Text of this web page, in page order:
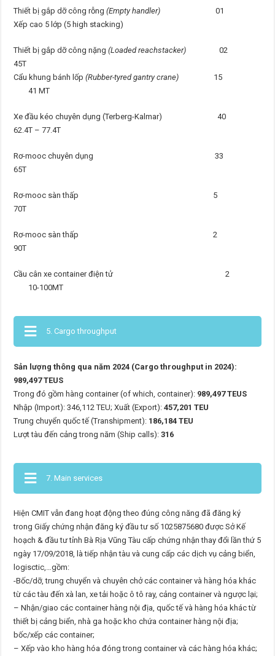
Thiết bị gắp dỡ công rỗng(Empty handler) 01
Xếp cao 5 lớp (5 high stacking)
Thiết bị gắp dỡ công nặng(Loaded reachstacker) 02
45T
Cẩu khung bánh lốp(Rubber-tyred gantry crane) 15
41 MT
Xe đầu kéo chuyên dụng (Terberg-Kalmar) 40
62.4T – 77.4T
Rơ-mooc chuyên dụng 33
65T
Rơ-mooc sàn thấp 5
70T
Rơ-mooc sàn thấp 2
90T
Cầu cân xe container điện tử 2
10-100MT
5. Cargo throughput
Sản lượng thông qua năm 2024 (Cargo throughput in 2024):
989,497 TEUS
Trong đó gồm hàng container (of which, container): 989,497 TEUS
Nhập (Import): 346,112 TEU; Xuất (Export): 457,201 TEU
Trung chuyển quốc tế (Transhipment): 186,184 TEU
Lượt tàu đến cảng trong năm (Ship calls):316
7. Main services
Hiện CMIT vẫn đang hoạt động theo đúng công năng đã đăng ký
trong Giấy chứng nhận đăng ký đầu tư số 1025875680 được Sở Kế
hoạch & đầu tư tỉnh Bà Rịa Vũng Tàu cấp chứng nhận thay đổi lần thứ 5
ngày 17/09/2018, là tiếp nhận tàu và cung cấp các dịch vụ cảng biển,
logisctic,…gồm:
-Bốc/dỡ, trung chuyển và chuyên chở các container và hàng hóa khác
từ các tàu đến xà lan, xe tải hoặc ô tô ray, cảng container và ngược lại;
– Nhận/giao các container hàng nội địa, quốc tế và hàng hóa khác từ
thiết bị cảng biển, nhà ga hoặc kho chứa container hàng nội địa;
bốc/xếp các container;
– Xếp vào kho hàng hóa đóng trong container và các hàng hóa khác;